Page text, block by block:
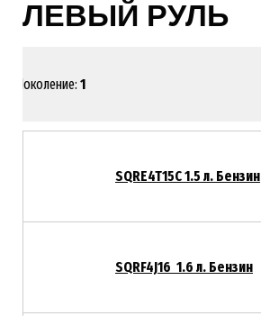
ЛЕВЫЙ РУЛЬ
Поколение: 1
SQRE4T15C 1.5 л. Бензин
SQRF4J16 1.6 л. Бензин